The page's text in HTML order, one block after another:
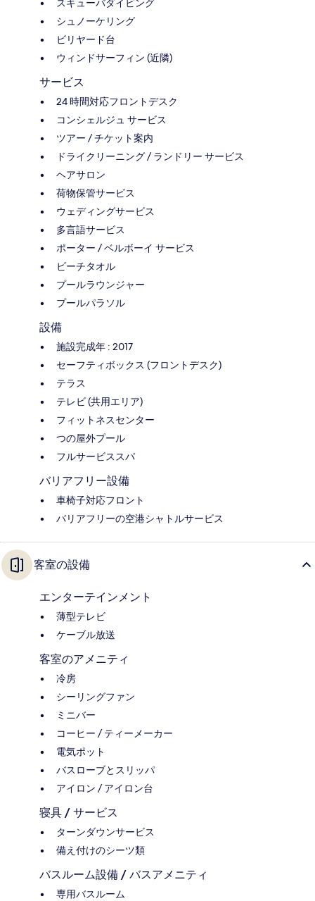
スキューバダイビング
シュノーケリング
ビリヤード台
ウィンドサーフィン (近隣)
サービス
24 時間対応フロントデスク
コンシェルジュ サービス
ツアー / チケット案内
ドライクリーニング / ランドリー サービス
ヘアサロン
荷物保管サービス
ウェディングサービス
多言語サービス
ポーター / ベルボーイ サービス
ビーチタオル
プールラウンジャー
プールパラソル
設備
施設完成年 : 2017
セーフティボックス (フロントデスク)
テラス
テレビ (共用エリア)
フィットネスセンター
つの屋外プール
フルサービススパ
バリアフリー設備
車椅子対応フロント
バリアフリーの空港シャトルサービス
客室の設備
エンターテインメント
薄型テレビ
ケーブル放送
客室のアメニティ
冷房
シーリングファン
ミニバー
コーヒー / ティーメーカー
電気ポット
バスローブとスリッパ
アイロン / アイロン台
寝具 / サービス
ターンダウンサービス
備え付けのシーツ類
バスルーム設備 / バスアメニティ
専用バスルーム